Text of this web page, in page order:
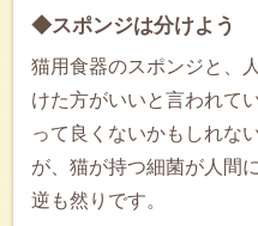
◆スポンジは分けよう
猫用食器のスポンジと、
けた方がいいと言われて
って良くないかもしれな
が、猫が持つ細菌が人間
逆も然りです。